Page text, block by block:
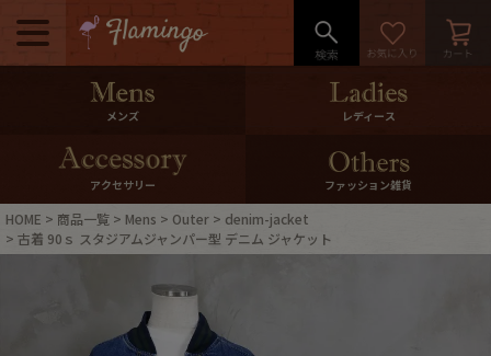
メニュー
500pt＆10％Offクーポンプレゼン
10％0ffクーポンプレゼント
ログイン・会員登録 LINE ID連携
メンズ レディース
アクセサリー ファッション雑貨
HOME 商品一覧 Mens Outer
denim-jacket
古着 90ｓ スタジアムジャンパー型 デニム ジャケット